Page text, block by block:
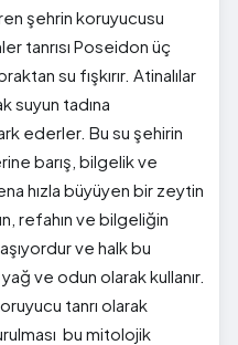
şehrin koruyucusu
tanrısı Poseidon üç
su fışkırır. Atinalılar
suyun tadına
ederler. Bu su şehirin
barış, bilgelik ve
hızla büyüyen bir zeytin
refahın ve bilgeliğin
ve halk bu
ve odun olarak kullanır.
tanrı olarak
bu mitolojik